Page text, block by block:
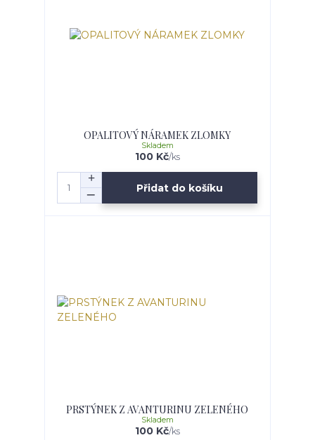
OPALITOVÝ NÁRAMEK ZLOMKY
100 Kč/ks
Skladem
Přidat do košíku
PRSTÝNEK Z AVANTURINU ZELENÉHO
100 Kč/ks
Skladem